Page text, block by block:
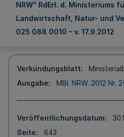
NRW" RdErl. d. Ministeriums
Landwirtschaft, Natur- und
025 088 0010 – v. 17.9.2012
Verkündungsblatt
Ausgabe
MBl. NRW. 2012 Nr.
Veröffentlichungsdatum
Seite
643